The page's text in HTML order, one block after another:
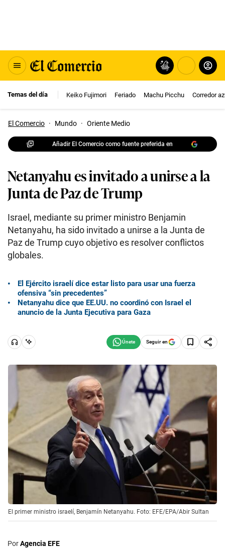
Temas del día Keiko Fujimori Feriado Machu Picchu Corredor
El Comercio · Mundo · Oriente Medio
Añadir El Comercio como fuente preferida en
Netanyahu es invitado a unirse a la
Junta de Paz de Trump
Israel, mediante su primer ministro Benjamin
Netanyahu, ha sido invitado a unirse a la Junta de
Paz de Trump cuyo objetivo es resolver conflictos
globales.
El Ejército israelí dice estar listo para usar una fuerza
ofensiva “sin precedentes”
Netanyahu dice que EE.UU. no coordinó con Israel el
anuncio de la Junta Ejecutiva para Gaza
Seguir en
El primer ministro israelí, Benjamín Netanyahu. Foto: EFE/EPA/Abir Sultan
PorAgencia EFE